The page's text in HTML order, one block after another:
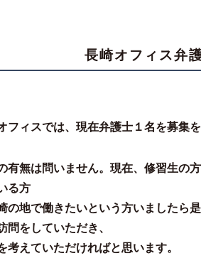
長崎オフィス弁
フィスでは、現在弁護士１名を募集を
有無は問いません。現在、修習生の
る方
の地で働きたいという方いましたら
問をしていただき、
考えていただければと思います。